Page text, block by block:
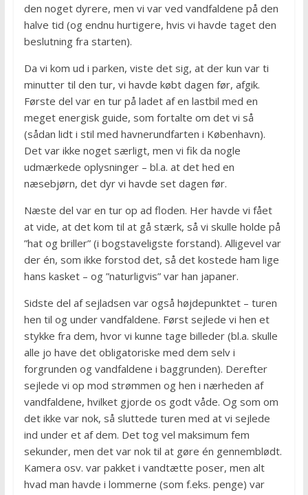
den noget dyrere, men vi var ved vandfaldene på den
halve tid (og endnu hurtigere, hvis vi havde taget den
beslutning fra starten).
Da vi kom ud i parken, viste det sig, at der kun var ti
minutter til den tur, vi havde købt dagen før, afgik.
Første del var en tur på ladet af en lastbil med en
meget energisk guide, som fortalte om det vi så
(sådan lidt i stil med havnerundfarten i København).
Det var ikke noget særligt, men vi fik da nogle
udmærkede oplysninger – bl.a. at det hed en
næsebjørn, det dyr vi havde set dagen før.
Næste del var en tur op ad floden. Her havde vi fået
at vide, at det kom til at gå stærk, så vi skulle holde på
”hat og briller” (i bogstaveligste forstand). Alligevel var
der én, som ikke forstod det, så det kostede ham lige
hans kasket – og ”naturligvis” var han japaner.
Sidste del af sejladsen var også højdepunktet – turen
hen til og under vandfaldene. Først sejlede vi hen et
stykke fra dem, hvor vi kunne tage billeder (bl.a. skulle
alle jo have det obligatoriske med dem selv i
forgrunden og vandfaldene i baggrunden). Derefter
sejlede vi op mod strømmen og hen i nærheden af
vandfaldene, hvilket gjorde os godt våde. Og som om
det ikke var nok, så sluttede turen med at vi sejlede
ind under et af dem. Det tog vel maksimum fem
sekunder, men det var nok til at gøre én gennemblødt.
Kamera osv. var pakket i vandtætte poser, men alt
hvad man havde i lommerne (som f.eks. penge) var